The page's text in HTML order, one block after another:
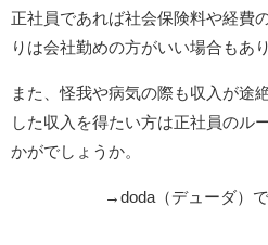
正社員であれば社会保険料や経費
りは会社勤めの方がいい場合もあ
また、怪我や病気の際も収入が途
した収入を得たい方は正社員のル
かがでしょうか。
→doda（デューダ）